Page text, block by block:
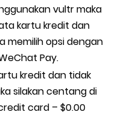
vultr maka
kartu kredit dan
memilih opsi dengan
Pay.
kredit dan tidak
silakan centang di
card – $0.00